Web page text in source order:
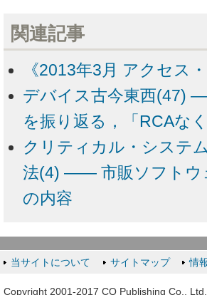
関連記事
《2013年3月 アクセス
デバイス古今東西(47)
を振り返る，「RCAな
クリティカル・システ
法(4) ―― 市販ソフトウ
の内容
当サイトについて サイトマップ 情
Copyright 2001-2017 CQ Publishing Co., Ltd.